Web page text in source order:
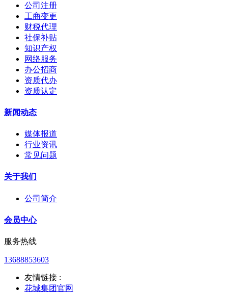
公司注册
工商变更
财税代理
社保补贴
知识产权
网络服务
办公招商
资质代办
资质认定
新闻动态
媒体报道
行业资讯
常见问题
关于我们
公司简介
会员中心
服务热线
13688853603
友情链接 :
花城集团官网